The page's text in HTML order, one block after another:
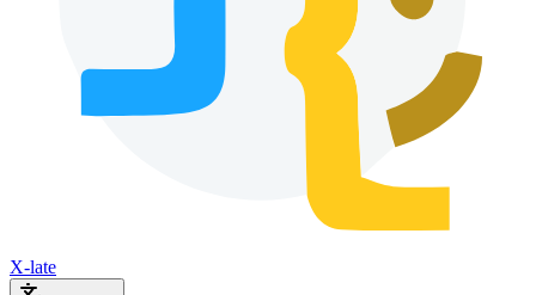
X-late